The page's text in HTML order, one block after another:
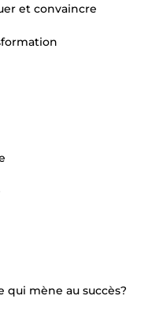
et convaincre
mène au succès?